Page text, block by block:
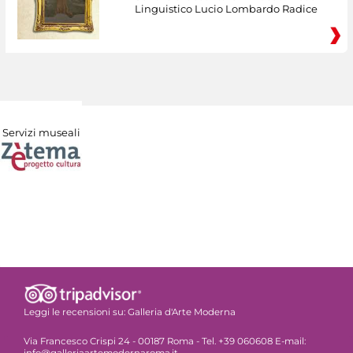
Linguistico Lucio Lombardo Radice
Servizi museali
Leggi le recensioni su: Galleria d'Arte Moderna
Via Francesco Crispi 24 - 00187 Roma - Tel. +39 060608 E-mail: